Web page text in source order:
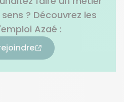
? Découvrez les
Azaé :